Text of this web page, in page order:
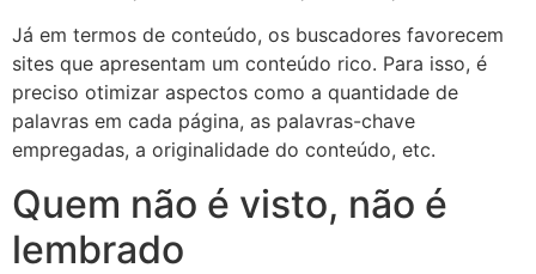
Já em termos de conteúdo, os buscadores favorecem
sites que apresentam um conteúdo rico. Para isso, é
preciso otimizar aspectos como a quantidade de
palavras em cada página, as palavras-chave
empregadas, a originalidade do conteúdo, etc.
Quem não é visto, não é
lembrado